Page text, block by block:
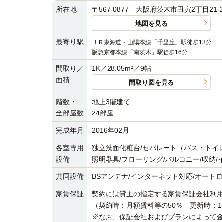
所在地 〒567-0877 大阪府茨木市丑寅2丁目21-
地図を見る
最寄り駅
ＪＲ東海道・山陽本線「千里丘」駅徒歩13分
阪急京都本線「南茨木」駅徒歩16分
間取り／
面積
1K／28.05m²／9帖
間取り図を見る
階数・
全部屋数
地上3階建て
24部屋
完成年月 2016年02月
各室専用
設備
独立洗面化粧台/セパレート（バス・ト
照明器具/フローリング/バルコニー/収納
共同設備 BSアンテナ/インターネット対応/オート
家賃保証
契約には貸主の指定する家賃保証会社利
（契約時：月額賃料等の50％ 更新時：
※なお、保証会社およびプランによって